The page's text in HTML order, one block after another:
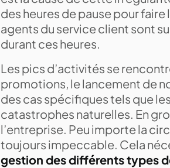
des heures de pause pour
agents du service client sont
durant ces heures.
Les pics d’activités se
promotions, le lancement de
des cas spécifiques tels que
catastrophes naturelles. En
l’entreprise. Peu importe la
toujours impeccable. Cela
gestion des différents types